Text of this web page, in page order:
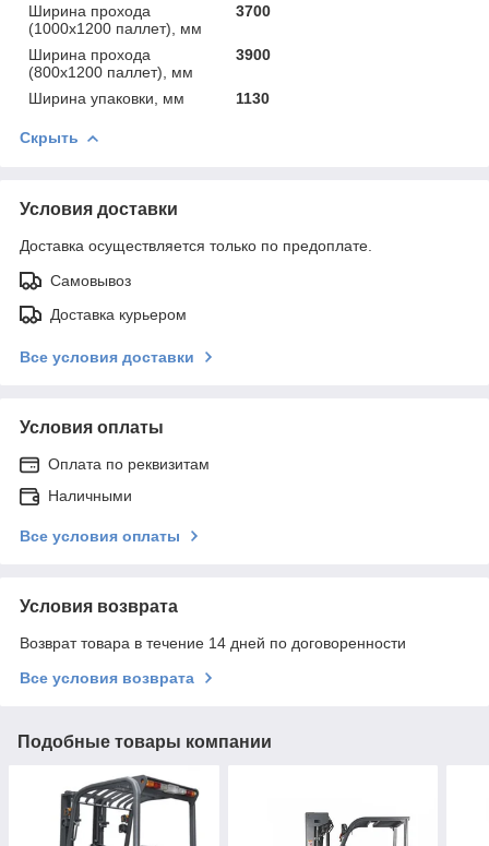
Ширина прохода
(1000х1200 паллет), мм
3700
Ширина прохода
(800х1200 паллет), мм
3900
Ширина упаковки, мм 1130
Скрыть
Условия доставки
Доставка осуществляется только по предоплате.
Самовывоз
Доставка курьером
Все условия доставки
Условия оплаты
Оплата по реквизитам
Наличными
Все условия оплаты
Условия возврата
Возврат товара в течение 14 дней по договоренности
Все условия возврата
Подобные товары компании